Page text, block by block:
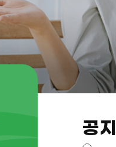
주의사항
주요농작물
공동경영주제도
공